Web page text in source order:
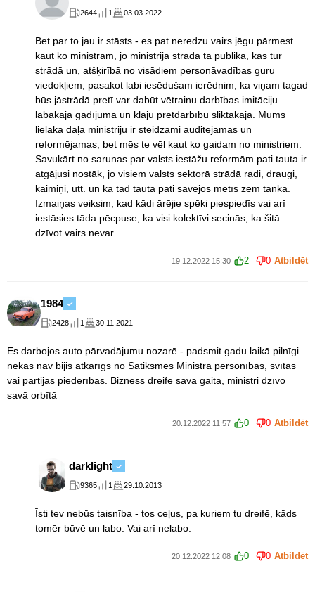
2644 1 03.03.2022
Bet par to jau ir stāsts - es pat neredzu vairs jēgu pārmest
kaut ko ministram, jo ministrijā strādā tā publika, kas tur
strādā un, atšķirībā no visādiem personāvadības guru
viedokļiem, pasakot labi iesēdušam ierēdnim, ka viņam tagad
būs jāstrādā pretī var dabūt vētrainu darbības imitāciju
labākajā gadījumā un klaju pretdarbību sliktākajā. Mums
lielākā daļa ministriju ir steidzami auditējamas un
reformējamas, bet mēs te vēl kaut ko gaidam no ministriem.
Savukārt no sarunas par valsts iestāžu reformām pati tauta ir
atgājusi nostāk, jo visiem valsts sektorā strādā radi, draugi,
kaimiņi, utt. un kā tad tauta pati savējos metīs zem tanka.
Izmaiņas veiksim, kad kādi ārējie spēki piespiedīs vai arī
iestāsies tāda pēcpuse, ka visi kolektīvi secinās, ka šitā
dzīvot vairs nevar.
19.12.2022 15:30 2 0 Atbildēt
1984
2428 1 30.11.2021
Es darbojos auto pārvadājumu nozarē - padsmit gadu laikā pilnīgi
nekas nav bijis atkarīgs no Satiksmes Ministra personības, svītas
vai partijas piederības. Bizness dreifē savā gaitā, ministri dzīvo
savā orbītā
20.12.2022 11:57 0 0 Atbildēt
darklight
9365 1 29.10.2013
Īsti tev nebūs taisnība - tos ceļus, pa kuriem tu dreifē, kāds
tomēr būvē un labo. Vai arī nelabo.
20.12.2022 12:08 0 0 Atbildēt